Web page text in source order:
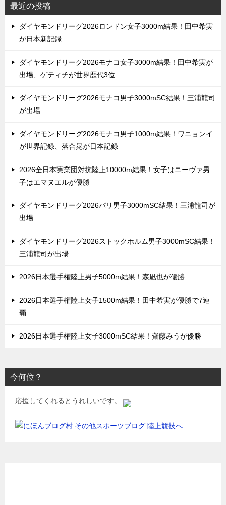
最近の投稿
ダイヤモンドリーグ2026ロンドン女子3000m結果！田中希実
が日本新記録
ダイヤモンドリーグ2026モナコ女子3000m結果！田中希実が
出場、ゲティチが世界歴代3位
ダイヤモンドリーグ2026モナコ男子3000mSC結果！三浦龍司
が出場
ダイヤモンドリーグ2026モナコ男子1000m結果！ワニョンイ
が世界記録、落合晃が日本記録
2026全日本実業団対抗陸上10000m結果！女子はニーヴァ男
子はエマヌエルが優勝
ダイヤモンドリーグ2026パリ男子3000mSC結果！三浦龍司が
出場
ダイヤモンドリーグ2026ストックホルム男子3000mSC結果！
三浦龍司が出場
2026日本選手権陸上男子5000m結果！森凪也が優勝
2026日本選手権陸上女子1500m結果！田中希実が優勝で7連
覇
2026日本選手権陸上女子3000mSC結果！齋藤みうが優勝
今何位？
応援してくれるとうれしいです。